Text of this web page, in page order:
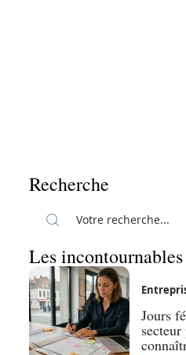
Recherche
Les incontournables
Jours